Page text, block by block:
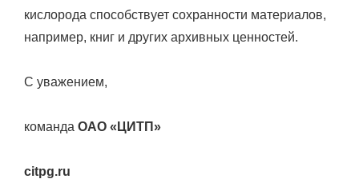
кислорода способствует сохранности материалов,
например, книг и других архивных ценностей.
С уважением,
команда ОАО «ЦИТП»
citpg.ru